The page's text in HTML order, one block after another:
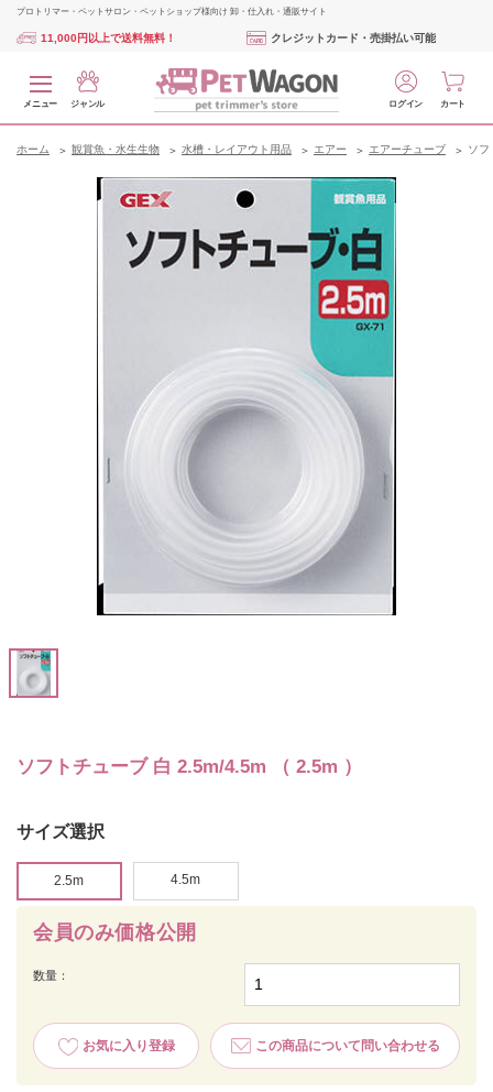
プロトリマー・ペットサロン・ペットショップ様向け 卸・仕入れ・通販サイト
11,000円以上で送料無料！ クレジットカード・売掛払い可能
メニュー ジャンル ログイン カート
ホーム 観賞魚・水生生物 水槽・レイアウト用品 エアー エアーチューブ ソフ
ソフトチューブ 白 2.5m/4.5m （ 2.5m ）
会員のみ価格公開
数量：
お気に入り登録 この商品について問い合わせる
サイズ選択
2.5m 4.5m